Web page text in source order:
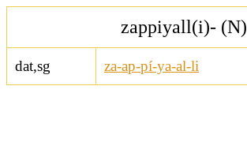
zappiyall(i)- (N)
dat,sg za-ap-pí-ya-al-li